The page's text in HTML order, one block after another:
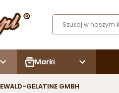
Marki
EWALD-GELATINE GMBH